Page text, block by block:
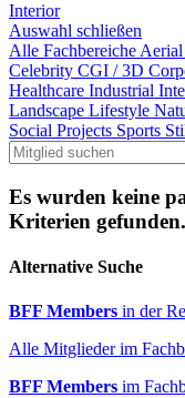
Interior
Auswahl schließen
Alle Fachbereiche Aerial
Celebrity CGI / 3D
Healthcare Industrial
Landscape Lifestyle
Social Projects Sports
Es wurden keine
Kriterien gefunden.
Alternative Suche
BFF Members in der
Alle Mitglieder im
BFF Members im